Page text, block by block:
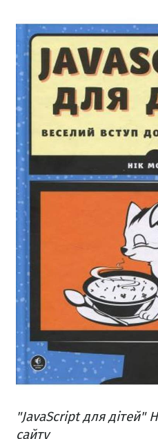
"JavaScript для дітей"
сайту